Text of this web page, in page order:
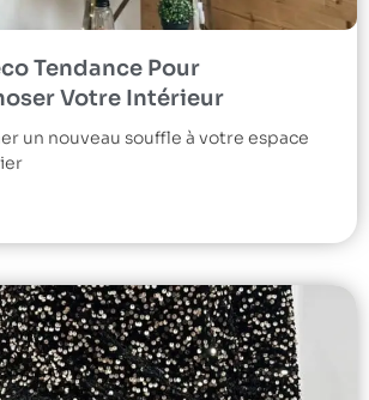
Tendance Pour
Votre Intérieur
un nouveau souffle à votre espace